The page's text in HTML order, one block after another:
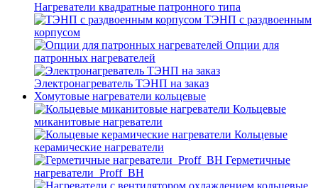
Нагреватели квадратные патронного типа
ТЭНП с раздвоенным
корпусом
Опции для
патронных нагревателей
Электронагреватель ТЭНП на заказ
Хомутовые нагреватели кольцевые
Кольцевые
миканитовые нагреватели
Кольцевые
керамические нагреватели
Герметичные
нагреватели_Proff_BH